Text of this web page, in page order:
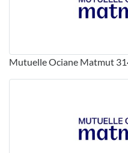
Mutuelle Ociane Matmut